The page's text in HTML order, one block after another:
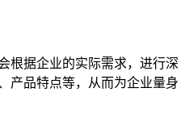
根据企业的实际需求，进行深
产品特点等，从而为企业量身